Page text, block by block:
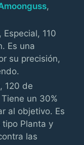
,
Especial, 110
Es una
su precisión,
120 de
un 30%
al objetivo. Es
Planta y
las